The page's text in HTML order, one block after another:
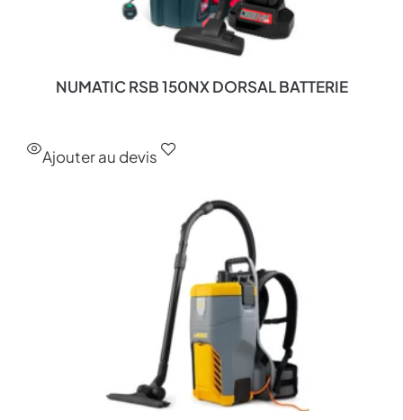
NUMATIC RSB 150NX DORSAL BATTERIE
Ajouter au devis